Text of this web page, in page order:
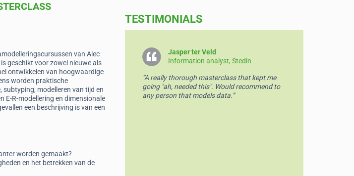
van Alec
geschikt voor zowel nieuwe als
ontwikkelen van hoogwaardige
worden praktische
modelleren van tijd en
E-R-modellering en dimensionale
een beschrijving is van een
worden gemaakt?
en het betrekken van de
TESTIMONIALS
Willering
& Oversight manager - Data
ICS
relevant experience that he
his presentation flawlessly. His
is all time high and even with my
3 days are still fine.”
Jasper ter Veld
Information analyst, Stedin
“A really thorough masterclass that kept me
going "ah, needed this". Would recommend to
any person that models data.”